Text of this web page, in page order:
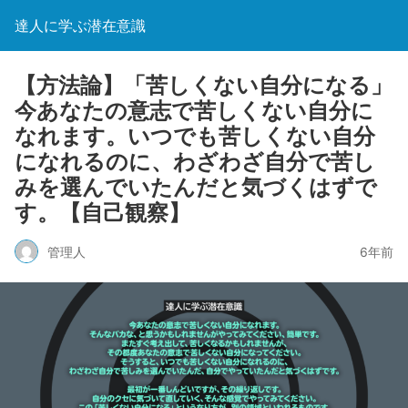
達人に学ぶ潜在意識
【方法論】「苦しくない自分になる」
今あなたの意志で苦しくない自分に
なれます。いつでも苦しくない自分
になれるのに、わざわざ自分で苦し
みを選んでいたんだと気づくはずで
す。【自己観察】
管理人 6年前